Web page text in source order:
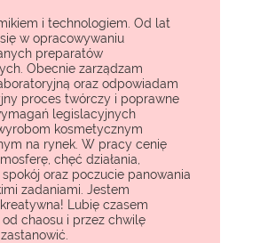
i technologiem. Od lat
w opracowywaniu
preparatów
Obecnie zarządzam
oraz odpowiadam
proces twórczy i poprawne
legislacyjnych
kosmetycznym
na rynek. W pracy cenię
chęć działania,
spokój oraz poczucie panowania
zadaniami. Jestem
Lubię czasem
chaosu i przez chwilę